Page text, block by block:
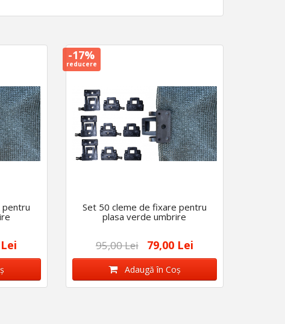
pentru
-17%
reducere
Set 50 cleme de fixare pentru
plasa verde umbrire
95,00 Lei 79,00 Lei
Adaugă în Coş